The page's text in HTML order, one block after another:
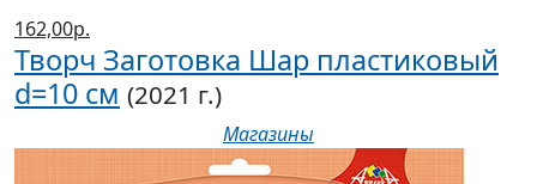
162,00р.
Творч Заготовка Шар пластиковый
d=10 см (2021 г.)
Магазины